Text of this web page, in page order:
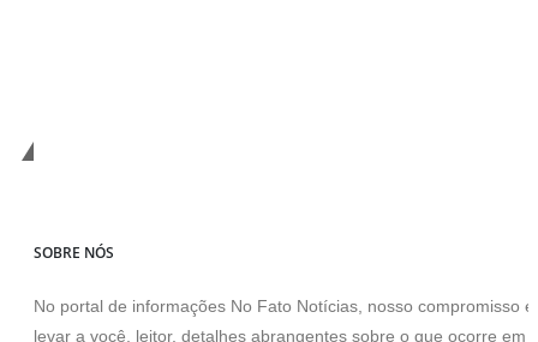
SOBRE NÓS
No portal de informações No Fato Notícias, nosso compromisso é
levar a você, leitor, detalhes abrangentes sobre o que ocorre em